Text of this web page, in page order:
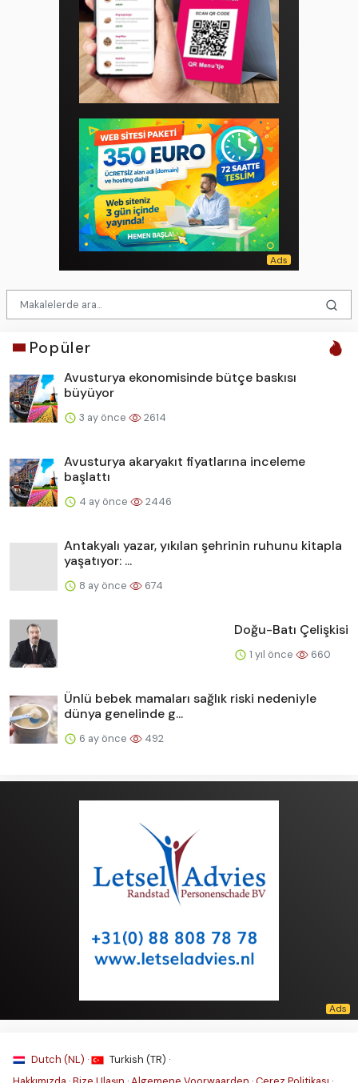
Popüler
Avusturya ekonomisinde bütçe baskısı
büyüyor
3 ay önce 2614
Avusturya akaryakıt fiyatlarına inceleme
başlattı
4 ay önce 2446
Antakyalı yazar, yıkılan şehrinin ruhunu kitapla
yaşatıyor: ...
8 ay önce 674
Doğu-Batı Çelişkisi
1 yıl önce 660
Ünlü bebek mamaları sağlık riski nedeniyle
dünya genelinde g...
6 ay önce 492
Dutch (NL) ·
Turkish (TR) ·